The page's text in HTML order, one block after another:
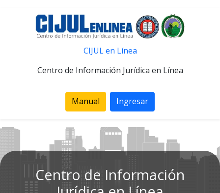
CIJUL en Línea
Centro de Información Jurídica en Línea
Manual Ingresar
Centro de Información